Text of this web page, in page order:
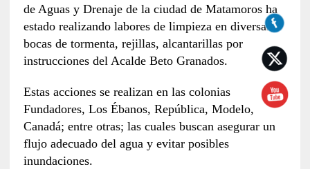
de Aguas y Drenaje de la ciudad de Matamoros ha
estado realizando labores de limpieza en diversas
bocas de tormenta, rejillas, alcantarillas por
instrucciones del Acalde Beto Granados.
Estas acciones se realizan en las colonias
Fundadores, Los Ébanos, República, Modelo,
Canadá; entre otras; las cuales buscan asegurar un
flujo adecuado del agua y evitar posibles
inundaciones.